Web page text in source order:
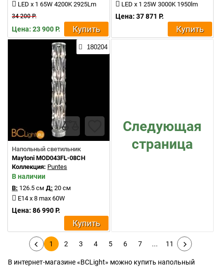
LED x 1 65W 4200K 2925Lm
34 200 Р.
Цена: 23 900 Р. Купить
LED x 1 25W 3000K 1950lm
Цена: 37 871 Р.
Купить
180204
Напольный светильник
Maytoni MOD043FL-08CH
Коллекция: Puntes
В наличии
В: 126.5 см Д: 20 см
E14 x 8 max 60W
Цена: 86 990 Р.
Купить
Следующая
страница
1 2 3 4 5 6 7 ... 11
В интернет-магазине «BCLight» можно купить напольный